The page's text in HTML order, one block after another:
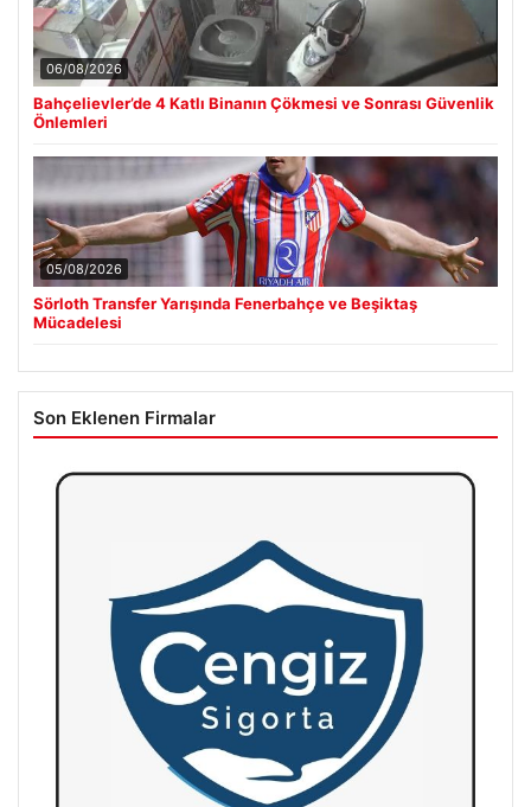
06/08/2026
Bahçelievler’de 4 Katlı Binanın Çökmesi ve Sonrası Güvenlik
Önlemleri
05/08/2026
Sörloth Transfer Yarışında Fenerbahçe ve Beşiktaş
Mücadelesi
Son Eklenen Firmalar